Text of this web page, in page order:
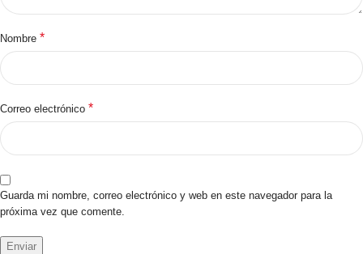
Nombre *
Correo electrónico *
Guarda mi nombre, correo electrónico y web en este navegador para la
próxima vez que comente.